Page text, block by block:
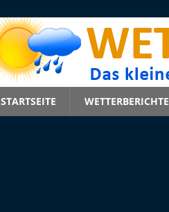
STARTSEITE WETTERBERICHTE